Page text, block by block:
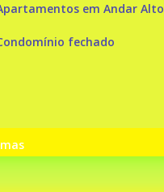
em Andar Alto
fechado